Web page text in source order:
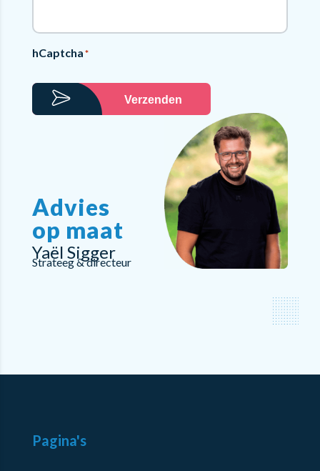
hCaptcha*
Verzenden
Advies
op maat
Yaël Sigger
Strateeg & directeur
Pagina's